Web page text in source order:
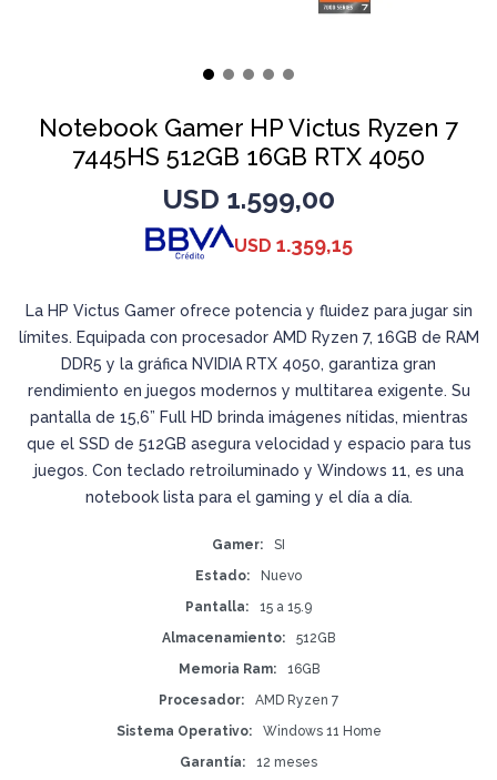
Notebook Gamer HP Victus Ryzen 7
7445HS 512GB 16GB RTX 4050
USD 1.599,00
USD 1.359,15
La HP Victus Gamer ofrece potencia y fluidez para jugar sin
límites. Equipada con procesador AMD Ryzen 7, 16GB de RAM
DDR5 y la gráfica NVIDIA RTX 4050, garantiza gran
rendimiento en juegos modernos y multitarea exigente. Su
pantalla de 15,6” Full HD brinda imágenes nítidas, mientras
que el SSD de 512GB asegura velocidad y espacio para tus
juegos. Con teclado retroiluminado y Windows 11, es una
notebook lista para el gaming y el día a día.
Gamer
SI
Estado
Nuevo
Pantalla
15 a 15.9
Almacenamiento
512GB
Memoria Ram
16GB
Procesador
AMD Ryzen 7
Sistema Operativo
Windows 11 Home
Garantía
12 meses